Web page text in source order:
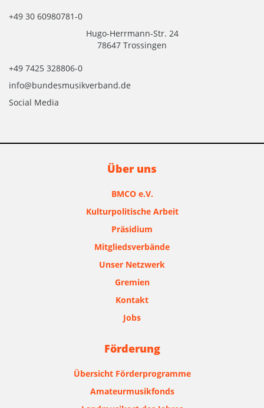
+49 30 60980781-0
Hugo-Herrmann-Str. 24
78647 Trossingen
+49 7425 328806-0
info@bundesmusikverband.de
Social Media
Über uns
BMCO e.V.
Kulturpolitische Arbeit
Präsidium
Mitgliedsverbände
Unser Netzwerk
Gremien
Kontakt
Jobs
Förderung
Übersicht Förderprogramme
Amateurmusikfonds